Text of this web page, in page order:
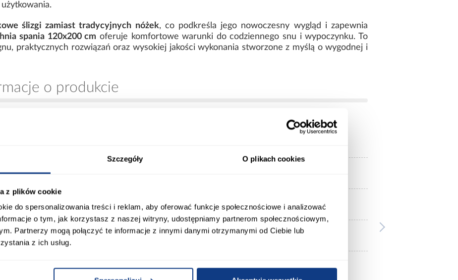
Szczegóły O plikach cookies
z plików cookie
do spersonalizowania treści i reklam, aby oferować funkcje społecznościowe i analizować
o tym, jak korzystasz z naszej witryny, udostępniamy partnerom społecznościowym,
Partnerzy mogą połączyć te informacje z innymi danymi otrzymanymi od Ciebie lub
z ich usług.
ślizgi zamiast tradycyjnych nóżek, co podkreśla jego nowoczesny wygląd i zapewnia
spania 120x200 cm oferuje komfortowe warunki do codziennego snu i wypoczynku. To
praktycznych rozwiązań oraz wysokiej jakości wykonania stworzone z myślą o wygodnej i
o produkcie
97.00 Materac w komplecie: Bez materaca
Rozmiar materaca [cm]: 120x200